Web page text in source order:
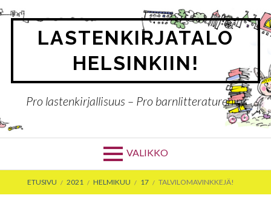
Siirry
sisältöön
LASTENKIRJATALO
HELSINKIIN!
Pro lastenkirjallisuus – Pro barnlitteraturen ry
VALIKKO
MURUPOLKU
ETUSIVU 2021 HELMIKUU 17 TALVILOMAVINKKEJÄ!